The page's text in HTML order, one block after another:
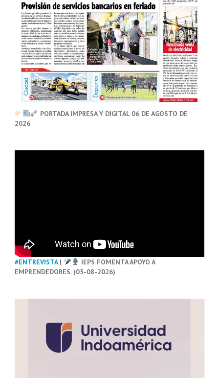
PORTADA IMPRESA Y DIGITAL 06 DE AGOSTO DE
2026
#ENTREVISTA|
IEPS FOMENTA APOYO A
EMPRENDEDORES. (05-08-2026)